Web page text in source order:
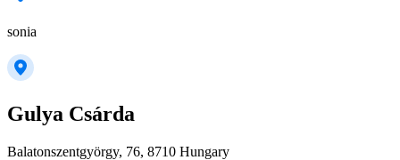
sonia
Gulya Csárda
Balatonszentgyörgy, 76, 8710 Hungary